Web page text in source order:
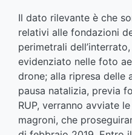
Il dato rilevante è che
relativi alle fondazioni
perimetrali
evidenziato nelle foto
drone; alla ripresa delle
pausa natalizia, previa
RUP, verranno avviate
magroni, che